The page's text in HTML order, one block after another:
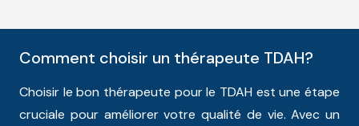
Comment choisir un thérapeute TDAH?
Choisir le bon thérapeute pour le TDAH est une étape
cruciale pour améliorer votre qualité de vie. Avec un